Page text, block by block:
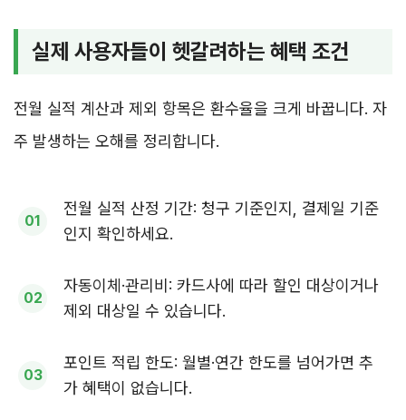
실제 사용자들이 헷갈려하는 혜택 조건
전월 실적 계산과 제외 항목은 환수율을 크게 바꿉니다. 자
주 발생하는 오해를 정리합니다.
전월 실적 산정 기간: 청구 기준인지, 결제일 기준
인지 확인하세요.
자동이체·관리비: 카드사에 따라 할인 대상이거나
제외 대상일 수 있습니다.
포인트 적립 한도: 월별·연간 한도를 넘어가면 추
가 혜택이 없습니다.